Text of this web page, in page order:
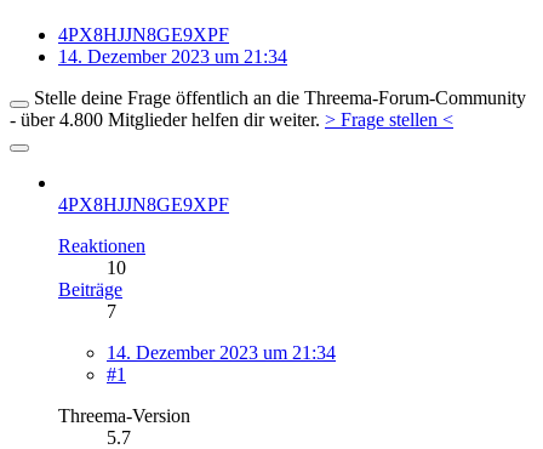
4PX8HJJN8GE9XPF
14. Dezember 2023 um 21:34
Stelle deine Frage öffentlich an die Threema-Forum-Community
- über 4.800 Mitglieder helfen dir weiter. > Frage stellen <
4PX8HJJN8GE9XPF
Reaktionen
10
Beiträge
7
14. Dezember 2023 um 21:34
#1
Threema-Version
5.7